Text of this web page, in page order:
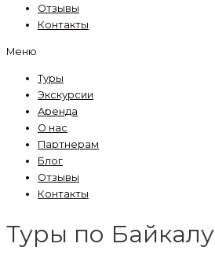
Отзывы
Контакты
Меню
Туры
Экскурсии
Аренда
О нас
Партнерам
Блог
Отзывы
Контакты
Туры по Байкалу